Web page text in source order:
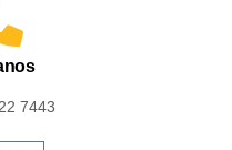
7443